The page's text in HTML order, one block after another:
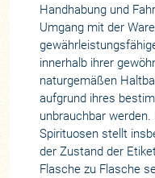
Handhabung und
Umgang mit der
innerhalb ihrer
naturgemäßen
aufgrund ihres
unbrauchbar
Spirituosen stellt
der Zustand der
Flasche zu Flasche